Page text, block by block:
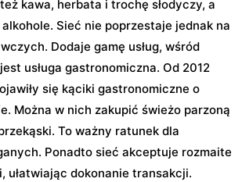
kawa, herbata i trochę słodyczy, a
Sieć nie poprzestaje jednak na
Dodaje gamę usług, wśród
usługa gastronomiczna. Od 2012
się kąciki gastronomiczne o
Można w nich zakupić świeżo parzoną
To ważny ratunek dla
Ponadto sieć akceptuje rozmaite
ułatwiając dokonanie transakcji.